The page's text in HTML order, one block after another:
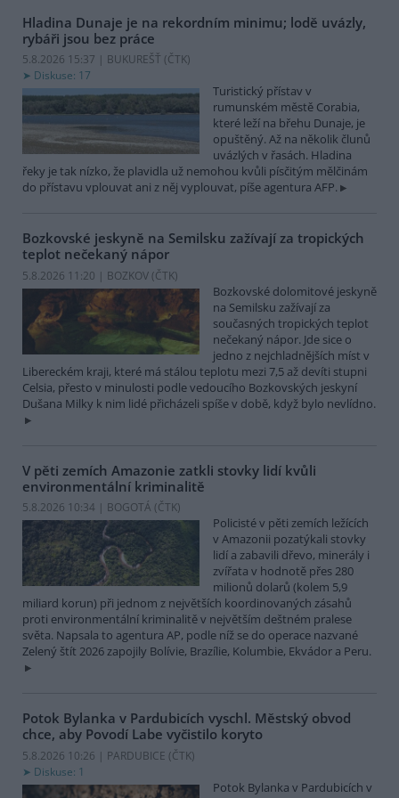
Hladina Dunaje je na rekordním minimu; lodě uvázly,
rybáři jsou bez práce
5.8.2026 15:37 | BUKUREŠŤ (ČTK)
Diskuse: 17
Turistický přístav v
rumunském městě Corabia,
které leží na břehu Dunaje, je
opuštěný. Až na několik člunů
uvázlých v řasách. Hladina
řeky je tak nízko, že plavidla už nemohou kvůli písčitým mělčinám
do přístavu vplouvat ani z něj vyplouvat, píše agentura AFP.
Bozkovské jeskyně na Semilsku zažívají za tropických
teplot nečekaný nápor
5.8.2026 11:20 | BOZKOV (ČTK)
Bozkovské dolomitové jeskyně
na Semilsku zažívají za
současných tropických teplot
nečekaný nápor. Jde sice o
jedno z nejchladnějších míst v
Libereckém kraji, které má stálou teplotu mezi 7,5 až devíti stupni
Celsia, přesto v minulosti podle vedoucího Bozkovských jeskyní
Dušana Milky k nim lidé přicházeli spíše v době, když bylo nevlídno.
V pěti zemích Amazonie zatkli stovky lidí kvůli
environmentální kriminalitě
5.8.2026 10:34 | BOGOTÁ (ČTK)
Policisté v pěti zemích ležících
v Amazonii pozatýkali stovky
lidí a zabavili dřevo, minerály i
zvířata v hodnotě přes 280
milionů dolarů (kolem 5,9
miliard korun) při jednom z největších koordinovaných zásahů
proti environmentální kriminalitě v největším deštném pralese
světa. Napsala to agentura AP, podle níž se do operace nazvané
Zelený štít 2026 zapojily Bolívie, Brazílie, Kolumbie, Ekvádor a Peru.
Potok Bylanka v Pardubicích vyschl. Městský obvod
chce, aby Povodí Labe vyčistilo koryto
5.8.2026 10:26 | PARDUBICE (ČTK)
Diskuse: 1
Potok Bylanka v Pardubicích v